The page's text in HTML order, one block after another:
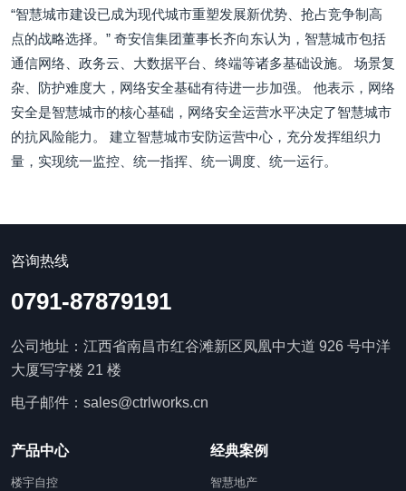
“智慧城市建设已成为现代城市重塑发展新优势、抢占竞争制高
点的战略选择。” 奇安信集团董事长齐向东认为，智慧城市包括
通信网络、政务云、大数据平台、终端等诸多基础设施。 场景复
杂、防护难度大，网络安全基础有待进一步加强。 他表示，网络
安全是智慧城市的核心基础，网络安全运营水平决定了智慧城市
的抗风险能力。 建立智慧城市安防运营中心，充分发挥组织力
量，实现统一监控、统一指挥、统一调度、统一运行。
咨询热线
0791-87879191
公司地址：江西省南昌市红谷滩新区凤凰中大道 926 号中洋
大厦写字楼 21 楼
电子邮件：sales@ctrlworks.cn
产品中心
楼宇自控
经典案例
智慧地产